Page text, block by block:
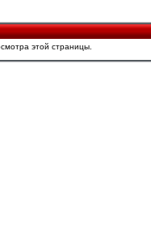
этой страницы.